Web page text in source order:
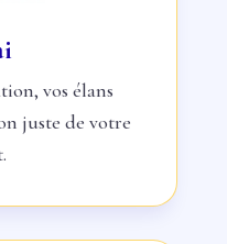
vos élans
juste de votre